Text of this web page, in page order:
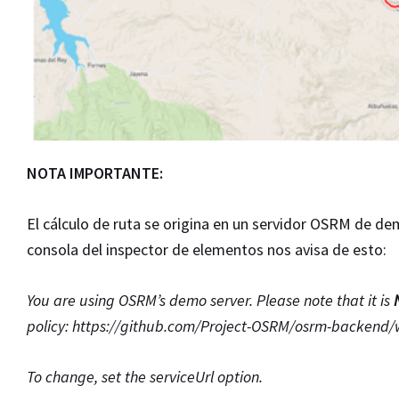
NOTA IMPORTANTE:
El cálculo de ruta se origina en un servidor OSRM de
consola del inspector de elementos nos avisa de esto:
You are using OSRM’s demo server. Please note that it is
policy: https://github.com/Project-OSRM/osrm-
To change, set the serviceUrl option.